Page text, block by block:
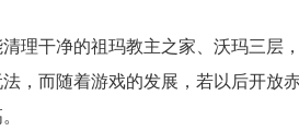
理干净的祖玛教主之家、沃玛三层
，而随着游戏的发展，若以后开放